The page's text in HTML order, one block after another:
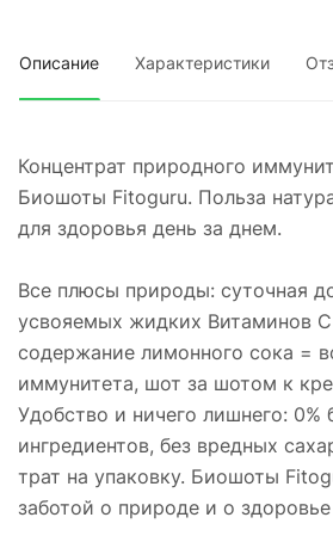
Описание Характеристики
Концентрат природного
Биошоты Fitoguru. Польза
для здоровья день за днем.
Все плюсы природы: суточная
усвояемых жидких Витаминов
содержание лимонного сока =
иммунитета, шот за шотом к
Удобство и ничего лишнего: 0%
ингредиентов, без вредных
трат на упаковку. Биошоты
заботой о природе и о здоровье